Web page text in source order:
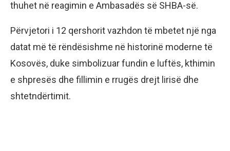
thuhet në reagimin e Ambasadës së SHBA-së.
Përvjetori i 12 qershorit vazhdon të mbetet një nga
datat më të rëndësishme në historinë moderne të
Kosovës, duke simbolizuar fundin e luftës, kthimin
e shpresës dhe fillimin e rrugës drejt lirisë dhe
shtetndërtimit.